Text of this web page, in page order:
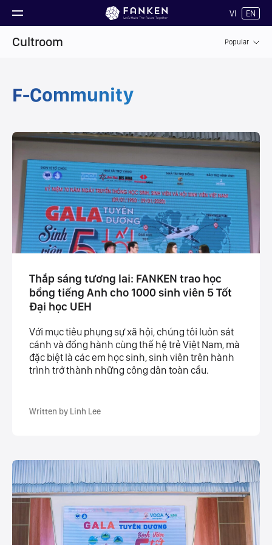
VI EN
Cultroom Popular
F-Community
Thắp sáng tương lai: FANKEN trao học
bổng tiếng Anh cho 1000 sinh viên 5 Tốt
Đại học UEH
Với mục tiêu phụng sự xã hội, chúng tôi luôn sát
cánh và đồng hành cùng thế hệ trẻ Việt Nam, mà
đặc biệt là các em học sinh, sinh viên trên hành
trình trở thành những công dân toàn cầu.
Written by Linh Lee